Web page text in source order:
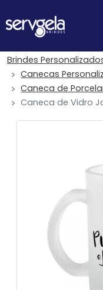
Brindes
Canecas
Caneca de
Caneca de Vidro